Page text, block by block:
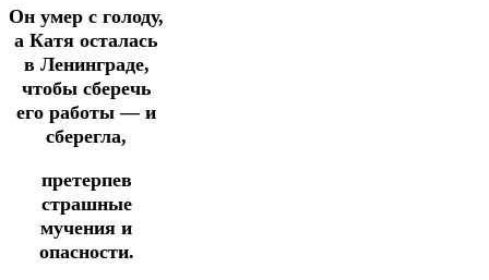
Он умер с голоду,
а Катя осталась
в Ленинграде,
чтобы сберечь
его работы — и
сберегла,
претерпев
страшные
мучения и
опасности.